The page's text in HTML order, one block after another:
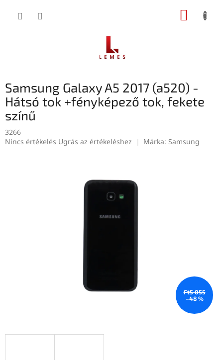
KOSÁR
Samsung Galaxy A5 2017 (a520) -
Hátsó tok +fényképező tok, fekete
színű
3266
A
Nincs értékelés Ugrás az értékeléshez Márka: Samsung
Ft5 055
–48 %